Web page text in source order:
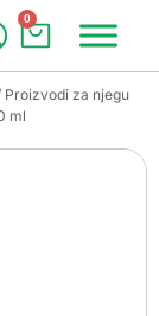
0
Proizvodi za njegu
ml